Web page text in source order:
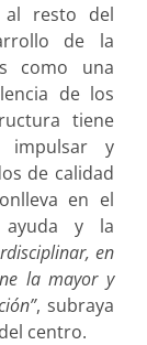
al resto del
de la
como una
de los
tiene
impulsar y
de calidad
en el
ayuda y la
en
la mayor y
, subraya
centro.